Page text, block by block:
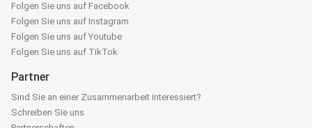
Folgen Sie uns auf Facebook
Folgen Sie uns auf Instagram
Folgen Sie uns auf Youtube
Folgen Sie uns auf TikTok
Partner
Sind Sie an einer Zusammenarbeit interessiert?
Schreiben Sie uns